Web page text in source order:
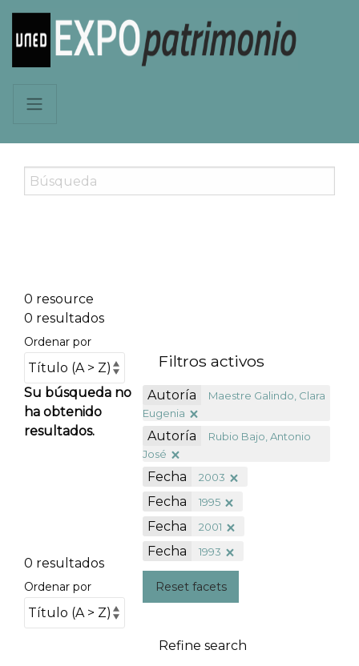
0 resource
0 resultados
Ordenar por
Su búsqueda no
ha obtenido
resultados.
0 resultados
Ordenar por
Filtros activos
Autoría
Maestre Galindo, Clara
Eugenia
Autoría
Rubio Bajo, Antonio
José
Fecha 2003
Fecha 1995
Fecha 2001
Fecha 1993
Reset facets
Refine search